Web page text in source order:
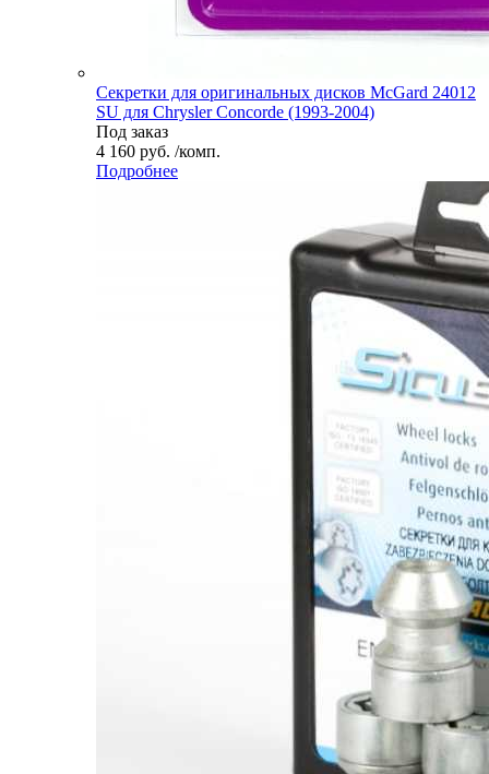
Секретки для оригинальных дисков McGard 24012
SU для Chrysler Concorde (1993-2004)
Под заказ
4 160 руб. /комп.
Подробнее